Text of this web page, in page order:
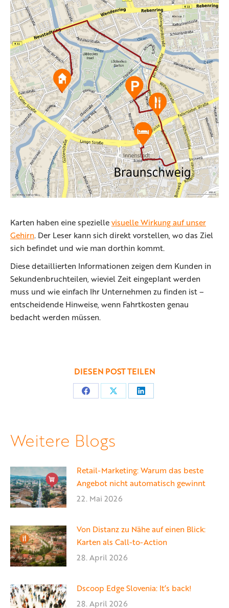
Karten haben eine speziellevisuelle Wirkung auf unser
Gehirn. Der Leser kann sich direkt vorstellen, wo das Ziel
sich befindet und wie man dorthin kommt.
Diese detaillierten Informationen zeigen dem Kunden in
Sekundenbruchteilen, wieviel Zeit eingeplant werden
muss und wie einfach Ihr Unternehmen zu finden ist –
entscheidende Hinweise, wenn Fahrtkosten genau
bedacht werden müssen.
DIESEN POST TEILEN
Teilen Teilen Teilen
Weitere Blogs
Retail-Marketing: Warum das beste
Angebot nicht automatisch gewinnt
22. Mai 2026
Von Distanz zu Nähe auf einen Blick:
Karten als Call-to-Action
28. April 2026
Dscoop Edge Slovenia: It’s back!
28. April 2026